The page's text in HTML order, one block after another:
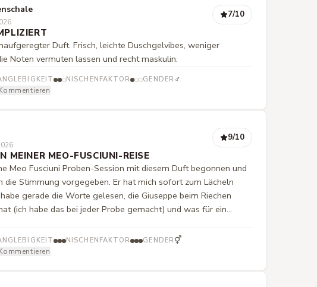
7/10
Duft. Frisch, leichte Duschgelvibes, weniger
Noten vermuten lassen und recht maskulin.
NISCHENFAKTOR GENDER ♂
9/10
MEINER MEO-FUSCIUNI-REISE
Meo Fusciuni Proben-Session mit diesem Duft begonnen und
die Stimmung vorgegeben. Er hat mich sofort zum Lächeln
gerade die Worte gelesen, die Giuseppe beim Riechen
(ich habe das bei jeder Probe gemacht) und was für ein
sagen, er erinnert mich sehr an ein Parfüm von Kerosene,
of 84 oder Unknown Pleasures? Ich liebe ihn trotzdem,
NISCHENFAKTOR GENDER ⚥